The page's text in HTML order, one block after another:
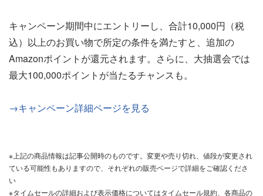
キャンペーン期間中にエントリーし、合計10,000円（税
込）以上のお買い物で所定の条件を満たすと、追加の
Amazonポイントが還元されます。さらに、大抽選会では
最大100,000ポイントが当たるチャンスも。
→キャンペーン詳細ページを見る
※上記の商品情報は記事公開時のものです。変更や売り切れ、値段が変更され
ている可能性もありますので、それぞれの販売ページで詳細をご確認くださ
い
※タイムセールの詳細および表示価格についてはタイムセール規約、各商品の